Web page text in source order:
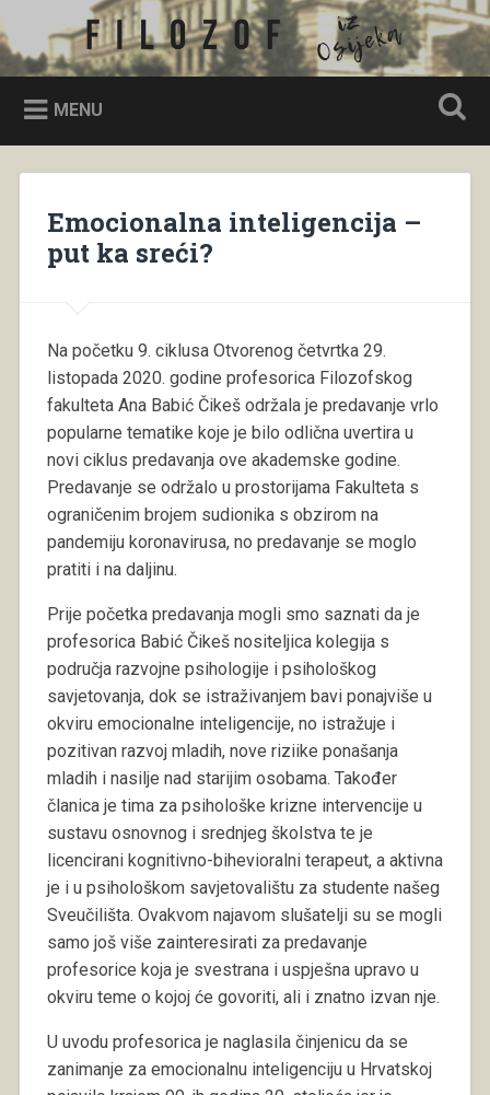
to
content
Search
Filozof iz Osijeka
MENU
Emocionalna inteligencija –
put ka sreći?
Na početku 9. ciklusa Otvorenog četvrtka 29.
listopada 2020. godine profesorica Filozofskog
fakulteta Ana Babić Čikeš održala je predavanje vrlo
popularne tematike koje je bilo odlična uvertira u
novi ciklus predavanja ove akademske godine.
Predavanje se održalo u prostorijama Fakulteta s
ograničenim brojem sudionika s obzirom na
pandemiju koronavirusa, no predavanje se moglo
pratiti i na daljinu.
Prije početka predavanja mogli smo saznati da je
profesorica Babić Čikeš nositeljica kolegija s
područja razvojne psihologije i psihološkog
savjetovanja, dok se istraživanjem bavi ponajviše u
okviru emocionalne inteligencije, no istražuje i
pozitivan razvoj mladih, nove riziike ponašanja
mladih i nasilje nad starijim osobama. Također
članica je tima za psihološke krizne intervencije u
sustavu osnovnog i srednjeg školstva te je
licencirani kognitivno-bihevioralni terapeut, a aktivna
je i u psihološkom savjetovalištu za studente našeg
Sveučilišta. Ovakvom najavom slušatelji su se mogli
samo još više zainteresirati za predavanje
profesorice koja je svestrana i uspješna upravo u
okviru teme o kojoj će govoriti, ali i znatno izvan nje.
U uvodu profesorica je naglasila činjenicu da se
zanimanje za emocionalnu inteligenciju u Hrvatskoj